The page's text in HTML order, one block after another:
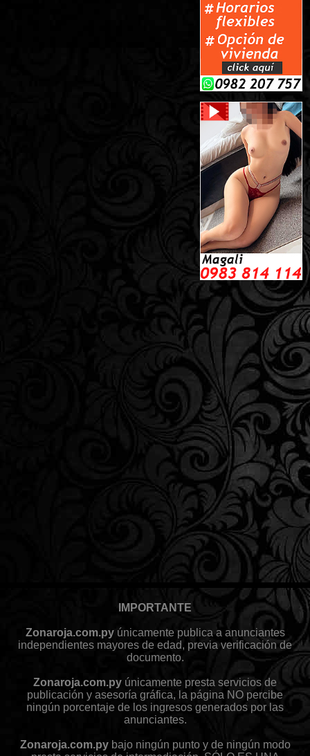
IMPORTANTE
Zonaroja.com.pyúnicamente publica a anunciantes
independientes mayores de edad, previa verificación de
documento.
Zonaroja.com.py únicamente presta servicios de
publicación y asesoría gráfica, la página NO percibe
ningún porcentaje de los ingresos generados por las
anunciantes.
Zonaroja.com.pybajo ningún punto y de ningún modo